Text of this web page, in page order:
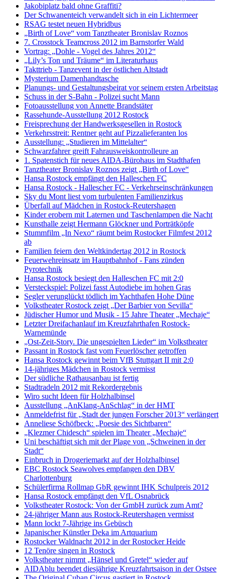
Jakobiplatz bald ohne Graffiti?
Der Schwanenteich verwandelt sich in ein Lichtermeer
RSAG testet neuen Hybridbus
„Birth of Love“ vom Tanztheater Bronislav Roznos
7. Crosstock Teamcross 2012 im Barnstorfer Wald
Vortrag: „Dohle - Vogel des Jahres 2012“
„Lily’s Ton und Träume“ im Literaturhaus
Takttrieb - Tanzevent in der östlichen Altstadt
Mysterium Damenhandtasche
Planungs- und Gestaltungsbeirat vor seinem ersten Arbeitstag
Schuss in der S-Bahn - Polizei sucht Mann
Fotoausstellung von Annette Brandstäter
Rassehunde-Ausstellung 2012 Rostock
Freisprechung der Handwerksgesellen in Rostock
Verkehrsstreit: Rentner geht auf Pizzalieferanten los
Ausstellung: „Studieren im Mittelalter“
Schwarzfahrer greift Fahrausweiskontrolleure an
1. Spatenstich für neues AIDA-Bürohaus im Stadthafen
Tanztheater Bronislav Roznos zeigt „Birth of Love“
Hansa Rostock empfängt den Halleschen FC
Hansa Rostock - Hallescher FC - Verkehrseinschränkungen
Sky du Mont liest vom turbulenten Familienzirkus
Überfall auf Mädchen in Rostock-Reutershagen
Kinder erobern mit Laternen und Taschenlampen die Nacht
Kunsthalle zeigt Hermann Glöckner und Porträtköpfe
Stummfilm „In Nexo“ räumt beim Rostocker Filmfest 2012
ab
Familien feiern den Weltkindertag 2012 in Rostock
Feuerwehreinsatz im Hauptbahnhof - Fans zünden
Pyrotechnik
Hansa Rostock besiegt den Halleschen FC mit 2:0
Versteckspiel: Polizei fasst Autodiebe im hohen Gras
Segler verunglückt tödlich im Yachthafen Hohe Düne
Volkstheater Rostock zeigt „Der Barbier von Sevilla“
Jüdischer Humor und Musik - 15 Jahre Theater „Mechaje“
Letzter Dreifachanlauf im Kreuzfahrthafen Rostock-
Warnemünde
„Ost-Zeit-Story. Die ungespielten Lieder“ im Volkstheater
Passant in Rostock fast vom Feuerlöscher getroffen
Hansa Rostock gewinnt beim VfB Stuttgart II mit 2:0
14-jähriges Mädchen in Rostock vermisst
Der südliche Rathausanbau ist fertig
Stadtradeln 2012 mit Rekordergebnis
Wiro sucht Ideen für Holzhalbinsel
Ausstellung „AnKlang-AnSchlag“ in der HMT
Anmeldefrist für „Stadt der jungen Forscher 2013“ verlängert
Anneliese Schöfbeck: „Poesie des Sichtbaren“
„Klezmer Chidesch“ spielen im Theater „Mechaje“
Uni beschäftigt sich mit der Plage von „Schweinen in der
Stadt“
Einbruch in Drogeriemarkt auf der Holzhalbinsel
EBC Rostock Seawolves empfangen den DBV
Charlottenburg
Schülerfirma Rollmap GbR gewinnt IHK Schulpreis 2012
Hansa Rostock empfängt den VfL Osnabrück
Volkstheater Rostock: Von der GmbH zurück zum Amt?
24-jähriger Mann aus Rostock-Reutershagen vermisst
Mann lockt 7-Jährige ins Gebüsch
Japanischer Künstler Deka im Artquarium
Rostocker Waldnacht 2012 in der Rostocker Heide
12 Tenöre singen in Rostock
Volkstheater nimmt „Hänsel und Gretel“ wieder auf
AIDAblu beendet diesjährige Kreuzfahrtsaison in der Ostsee